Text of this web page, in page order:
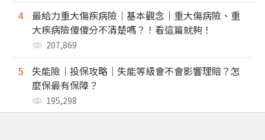
4
最給力重大傷疾病險｜基本觀念｜重大傷病險、重
大疾病險傻傻分不清楚嗎？！看這篇就夠！
207,869
5
失能險｜投保攻略｜失能等級會不會影響理賠？怎
麼保最有保障？
195,298